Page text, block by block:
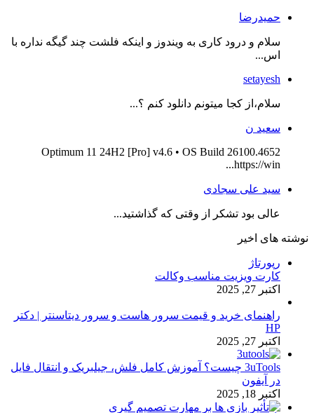
حمیدرضا
سلام و درود کاری به ویندوز و اینکه فلشت چند گیگه نداره با
اس...
setayesh
سلام،از کجا میتونم دانلود کنم ؟...
سعید ن
Optimum 11 24H2 [Pro] v4.6 • OS Build 26100.4652
https://win...
سید علی سجادی
عالی بود تشکر از وقتی که گذاشتید...
نوشته های اخیر
رپورتاژ
کارت ویزیت مناسب وکالت
اکتبر 27, 2025
راهنمای خرید و قیمت سرور هاست و سرور دیتاسنتر | دکتر
HP
اکتبر 27, 2025
3uTools چیست؟ آموزش کامل فلش، جیلبریک و انتقال فایل
در آیفون
اکتبر 18, 2025